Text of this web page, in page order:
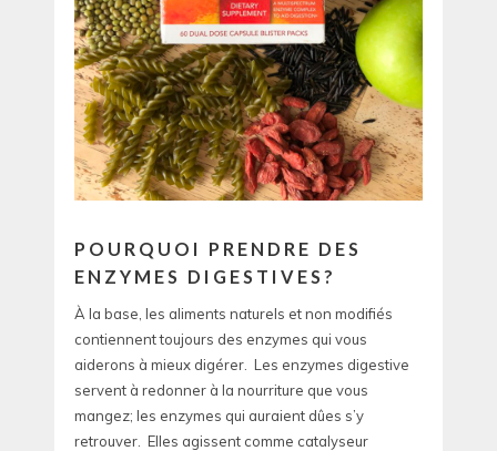
POURQUOI PRENDRE DES
ENZYMES DIGESTIVES?
À la base, les aliments naturels et non modifiés
contiennent toujours des enzymes qui vous
aiderons à mieux digérer. Les enzymes digestive
servent à redonner à la nourriture que vous
mangez; les enzymes qui auraient dûes s’y
retrouver. Elles agissent comme catalyseur